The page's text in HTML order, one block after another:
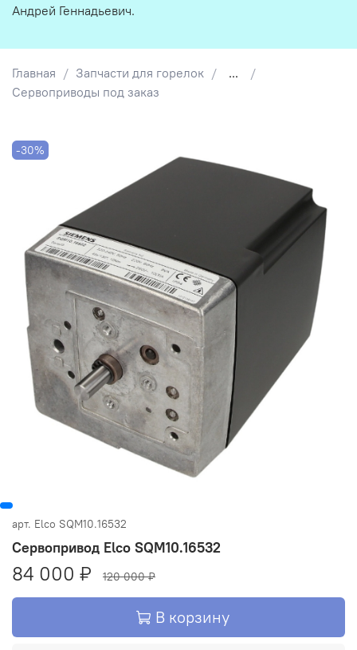
Главная Запчасти для горелок
...
Сервоприводы под заказ
-30%
арт. Elco SQM10.16532
Сервопривод Elco SQM10.16532
84 000 ₽ 120 000 ₽
В корзину
Андрей Геннадьевич.